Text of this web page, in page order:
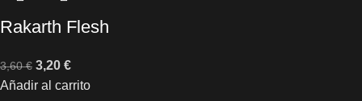
Rakarth Flesh
3,60€ 3,20 €
Añadir al carrito